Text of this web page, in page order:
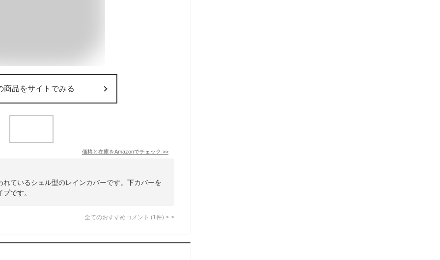
商品をサイトでみる
価格と在庫をAmazonでチェック >>
ているシェル型のレインカバーです。下カバーを
です。
全てのおすすめコメント (1 件) >